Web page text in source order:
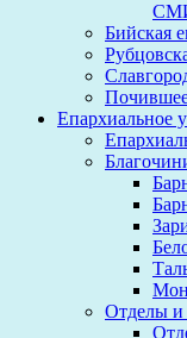
Бийская
Епархиальное
Отделы и